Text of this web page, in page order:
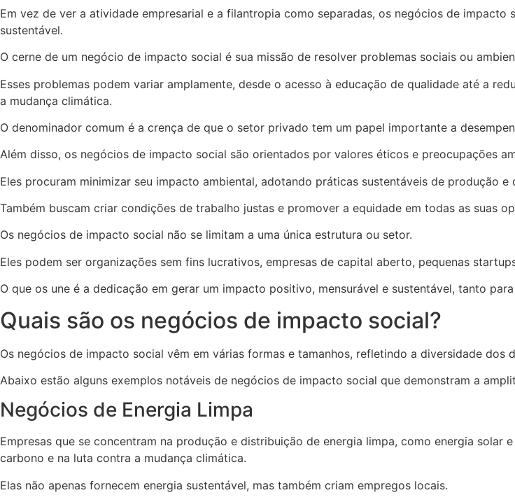
Em vez de ver a atividade empresarial e a filantropia como separadas, os negócios de
sustentável.
O cerne de um negócio de impacto social é sua missão de resolver problemas sociais ou
Esses problemas podem variar amplamente, desde o acesso à educação de qualidade até a
a mudança climática.
O denominador comum é a crença de que o setor privado tem um papel importante a
Além disso, os negócios de impacto social são orientados por valores éticos e preocupações
Eles procuram minimizar seu impacto ambiental, adotando práticas sustentáveis de produção e
Também buscam criar condições de trabalho justas e promover a equidade em todas as suas
Os negócios de impacto social não se limitam a uma única estrutura ou setor.
Eles podem ser organizações sem fins lucrativos, empresas de capital aberto, pequenas
O que os une é a dedicação em gerar um impacto positivo, mensurável e sustentável, tanto
Quais são os negócios de impacto social?
Os negócios de impacto social vêm em várias formas e tamanhos, refletindo a diversidade dos
Abaixo estão alguns exemplos notáveis de negócios de impacto social que demonstram a
Negócios de Energia Limpa
Empresas que se concentram na produção e distribuição de energia limpa, como energia solar
carbono e na luta contra a mudança climática.
Elas não apenas fornecem energia sustentável, mas também criam empregos locais.